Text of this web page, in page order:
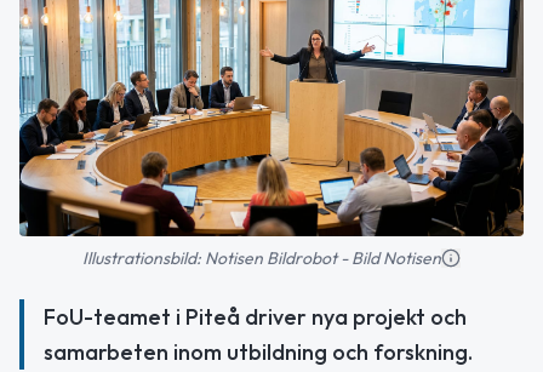
Illustrationsbild: Notisen Bildrobot - Bild Notisen
FoU-teamet i Piteå driver nya projekt och
samarbeten inom utbildning och forskning.